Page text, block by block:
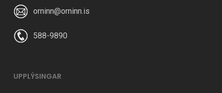
orninn@orninn.is
588-9890
UPPLÝSINGAR